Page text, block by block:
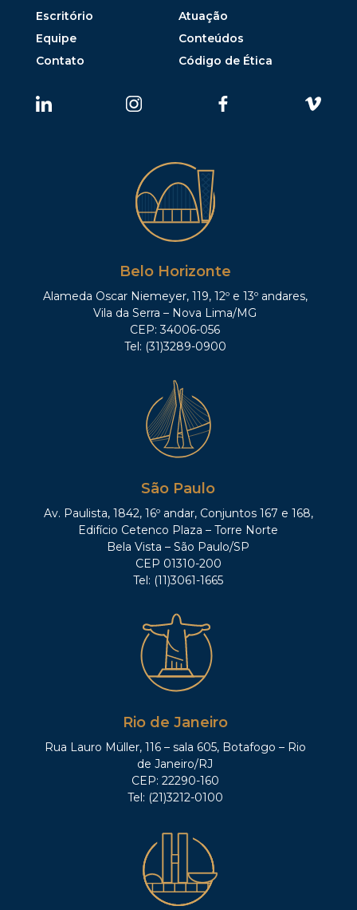
Escritório
Atuação
Equipe
Conteúdos
Contato
Código de Ética
Belo Horizonte
Alameda Oscar Niemeyer, 119, 12º e 13º andares,
Vila da Serra – Nova Lima/MG
CEP: 34006-056
Tel: (31)3289-0900
São Paulo
Av. Paulista, 1842, 16º andar, Conjuntos 167 e 168,
Edifício Cetenco Plaza – Torre Norte
Bela Vista – São Paulo/SP
CEP 01310-200
Tel: (11)3061-1665
Rio de Janeiro
Rua Lauro Müller, 116 – sala 605, Botafogo – Rio
de Janeiro/RJ
CEP: 22290-160
Tel: (21)3212-0100